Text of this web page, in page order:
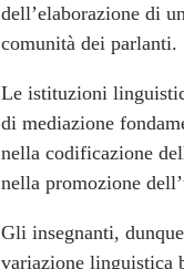
dell’elaborazione di
comunità dei parlanti.
Le istituzioni
di mediazione
nella codificazione
nella promozione
Gli insegnanti,
variazione linguistica